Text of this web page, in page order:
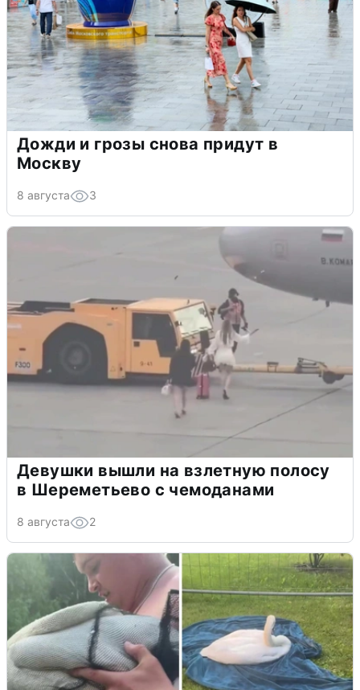
Дожди и грозы снова придут в
Москву
8 августа 3
Девушки вышли на взлетную полосу
в Шереметьево с чемоданами
8 августа 2